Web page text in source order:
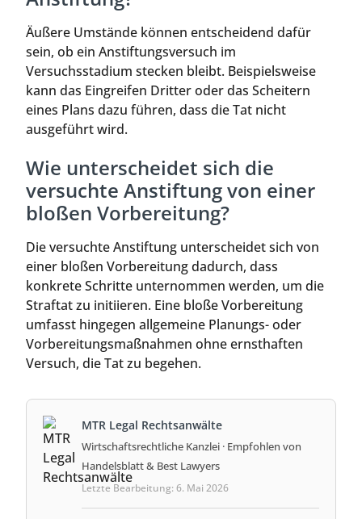
Äußere Umstände können entscheidend dafür
sein, ob ein Anstiftungsversuch im
Versuchsstadium stecken bleibt. Beispielsweise
kann das Eingreifen Dritter oder das Scheitern
eines Plans dazu führen, dass die Tat nicht
ausgeführt wird.
Wie unterscheidet sich die
versuchte Anstiftung von einer
bloßen Vorbereitung?
Die versuchte Anstiftung unterscheidet sich von
einer bloßen Vorbereitung dadurch, dass
konkrete Schritte unternommen werden, um die
Straftat zu initiieren. Eine bloße Vorbereitung
umfasst hingegen allgemeine Planungs- oder
Vorbereitungsmaßnahmen ohne ernsthaften
Versuch, die Tat zu begehen.
MTR Legal Rechtsanwälte
Wirtschaftsrechtliche Kanzlei · Empfohlen von
Handelsblatt & Best Lawyers
Letzte Bearbeitung: 6. Mai 2026